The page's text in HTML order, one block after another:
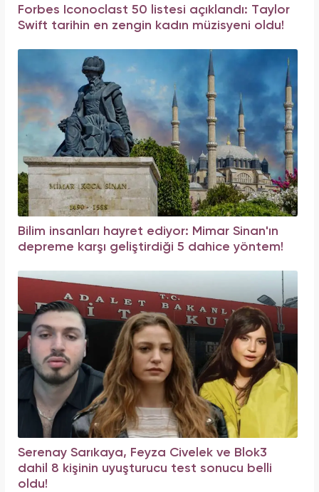
Forbes Iconoclast 50 listesi açıklandı: Taylor
Swift tarihin en zengin kadın müzisyeni oldu!
Bilim insanları hayret ediyor: Mimar Sinan'ın
depreme karşı geliştirdiği 5 dahice yöntem!
Serenay Sarıkaya, Feyza Civelek ve Blok3
dahil 8 kişinin uyuşturucu test sonucu belli
oldu!